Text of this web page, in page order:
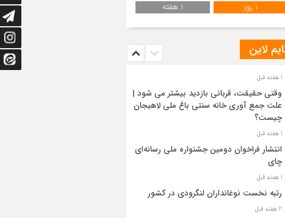
1 روز 1 هفته
لاین
1 هفته قبل
وقتی حقیقت، قربانی بازدید بیشتر می شود |
علت جمع آوری خانه سنتی باغ ملی لاهیجان
چیست؟
1 هفته قبل
انتشار فراخوان دومین جشنواره ملی رسانه‌ای
چای
1 هفته قبل
رتبه نخست نوغانداران لنگرودی در کشور
2 هفته قبل